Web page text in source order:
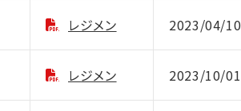
レジメン 2023/04/10
レジメン 2023/10/01